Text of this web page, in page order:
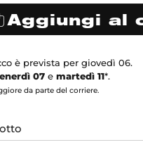
Aggiungi al
è prevista per giovedì 06.
07 emartedì 11*.
da parte del corriere.